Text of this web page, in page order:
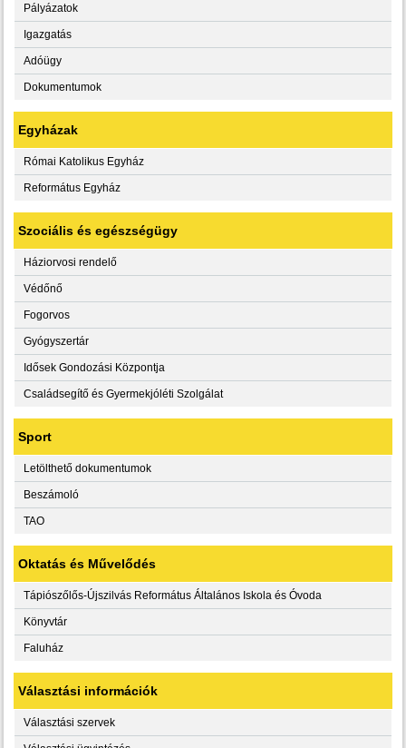
Pályázatok
Igazgatás
Adóügy
Dokumentumok
Egyházak
Római Katolikus Egyház
Református Egyház
Szociális és egészségügy
Háziorvosi rendelő
Védőnő
Fogorvos
Gyógyszertár
Idősek Gondozási Központja
Családsegítő és Gyermekjóléti Szolgálat
Sport
Letölthető dokumentumok
Beszámoló
TAO
Oktatás és Művelődés
Tápiószőlős-Újszilvás Református Általános Iskola és Óvoda
Könyvtár
Faluház
Választási információk
Választási szervek